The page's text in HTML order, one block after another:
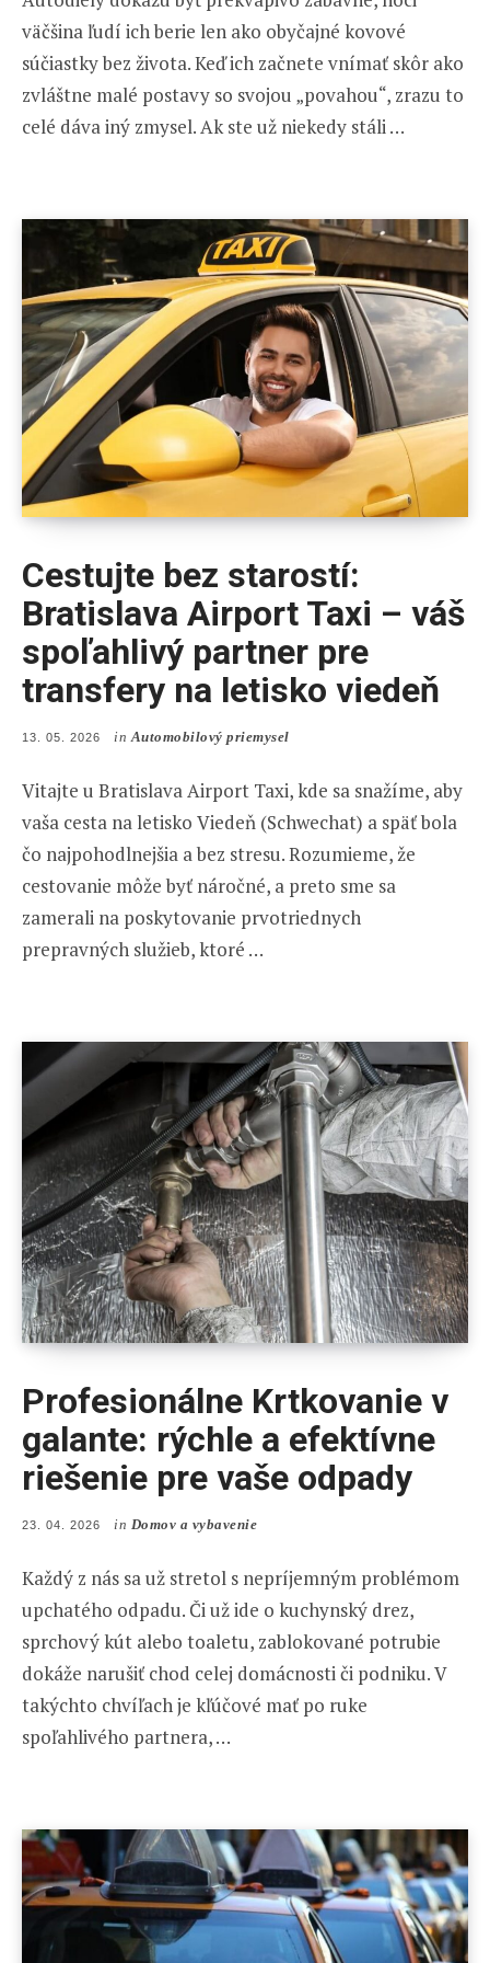
väčšina ľudí ich berie len ako obyčajné kovové
súčiastky bez života. Keď ich začnete vnímať skôr ako
zvláštne malé postavy so svojou „povahou“, zrazu to
celé dáva iný zmysel. Ak ste už niekedy stáli …
Cestujte bez starostí:
Bratislava Airport Taxi – váš
spoľahlivý partner pre
transfery na letisko viedeň
POSTED
13. 05. 2026 in Automobilový priemysel
Vitajte u Bratislava Airport Taxi, kde sa snažíme, aby
vaša cesta na letisko Viedeň (Schwechat) a späť bola
čo najpohodlnejšia a bez stresu. Rozumieme, že
cestovanie môže byť náročné, a preto sme sa
zamerali na poskytovanie prvotriednych
prepravných služieb, ktoré …
Profesionálne Krtkovanie v
galante: rýchle a efektívne
riešenie pre vaše odpady
POSTED
23. 04. 2026 in Domov a vybavenie
Každý z nás sa už stretol s nepríjemným problémom
upchatého odpadu. Či už ide o kuchynský drez,
sprchový kút alebo toaletu, zablokované potrubie
dokáže narušiť chod celej domácnosti či podniku. V
takýchto chvíľach je kľúčové mať po ruke
spoľahlivého partnera, …